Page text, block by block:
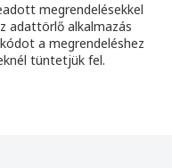
megrendelésekkel
adattörlő alkalmazás
a megrendeléshez
tüntetjük fel.